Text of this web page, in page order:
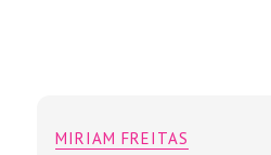
MIRIAM FREITAS